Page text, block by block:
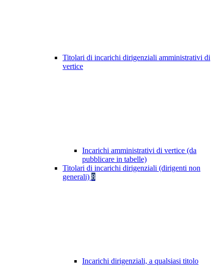
Titolari di incarichi dirigenziali amministrativi di
vertice
Incarichi amministrativi di vertice (da
pubblicare in tabelle)
Titolari di incarichi dirigenziali (dirigenti non
generali) 8
Incarichi dirigenziali, a qualsiasi titolo